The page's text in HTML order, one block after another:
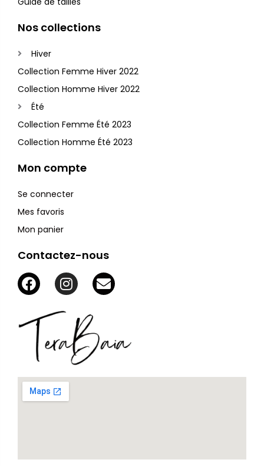
Nos collections
Hiver
Collection Femme Hiver 2022
Collection Homme Hiver 2022
Été
Collection Femme Été 2023
Collection Homme Été 2023
Mon compte
Se connecter
Mes favoris
Mon panier
Contactez-nous